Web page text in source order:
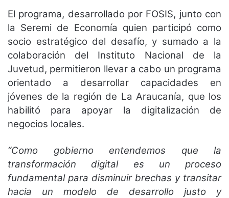
El programa, desarrollado por FOSIS, junto con
la Seremi de Economía quien participó como
socio estratégico del desafío, y sumado a la
colaboración del Instituto Nacional de la
Juvetud, permitieron llevar a cabo un programa
orientado a desarrollar capacidades en
jóvenes de la región de La Araucanía, que los
habilitó para apoyar la digitalización de
negocios locales.
“Como gobierno entendemos que la
transformación digital es un proceso
fundamental para disminuir brechas y transitar
hacia un modelo de desarrollo justo y